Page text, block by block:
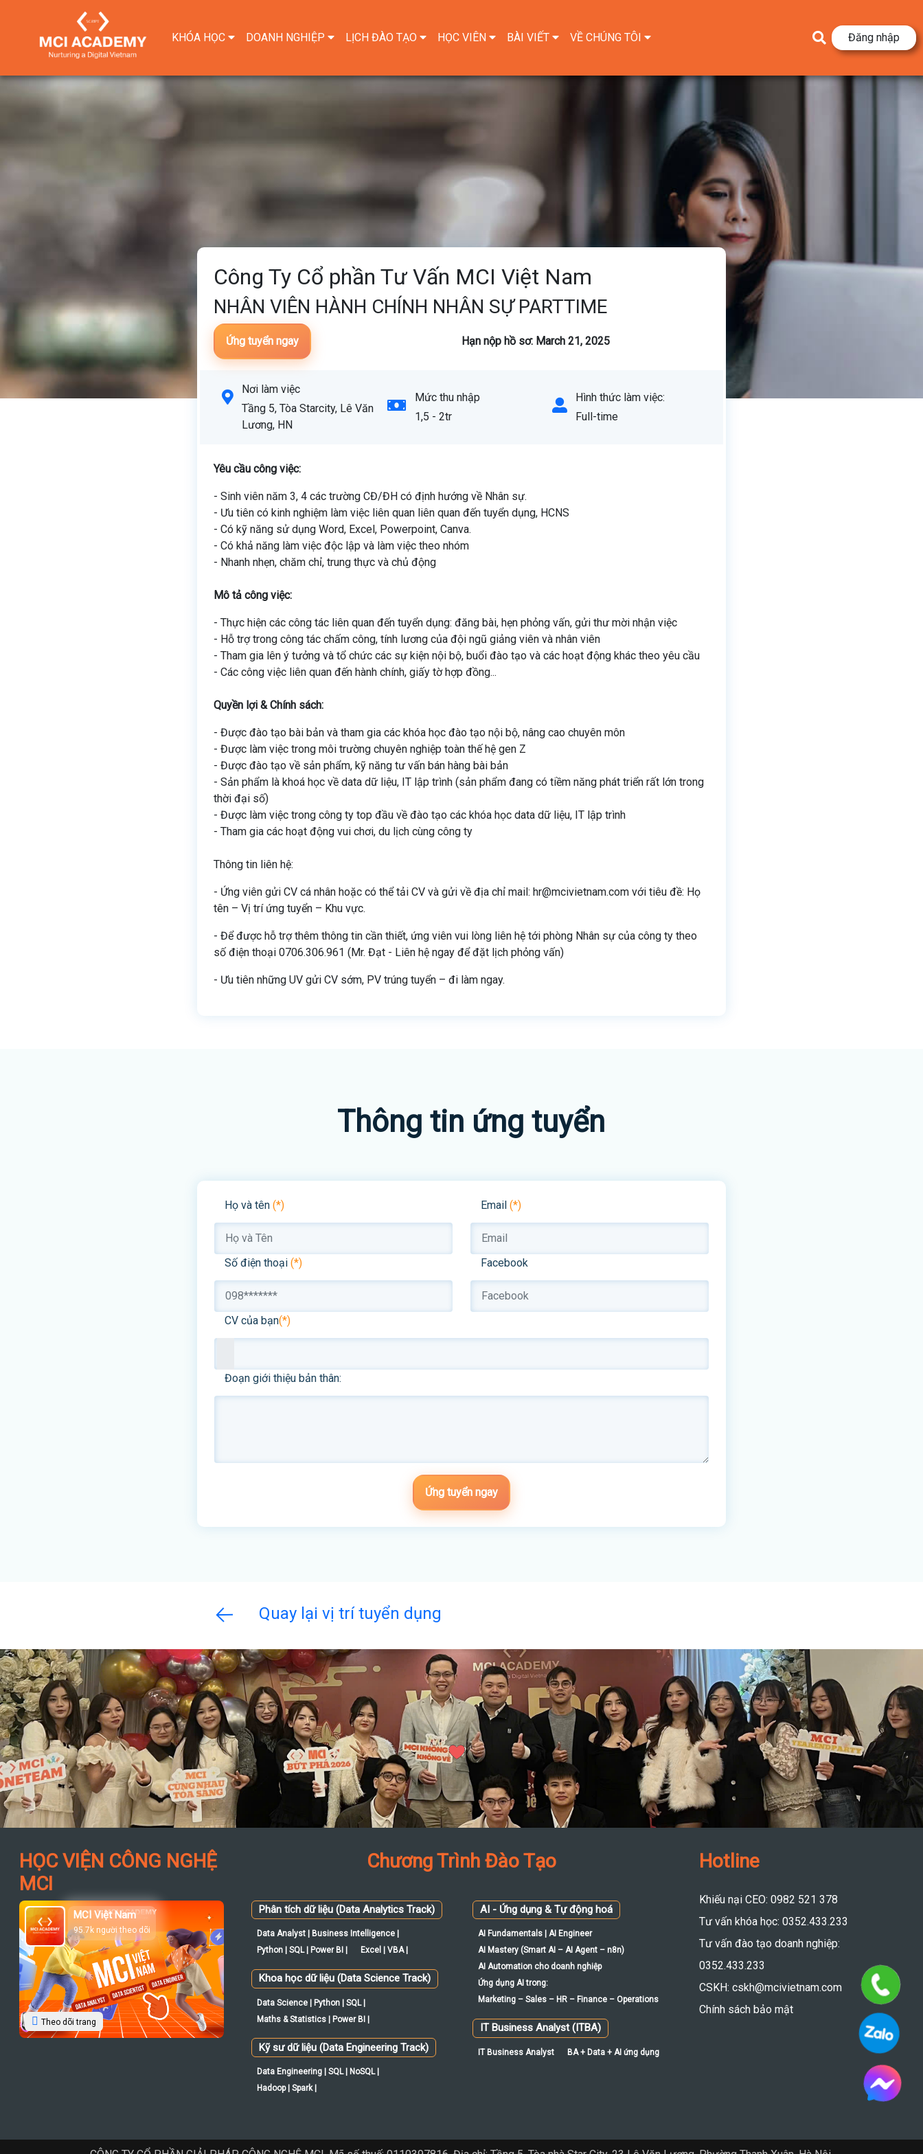
KHÓA HỌC DOANH NGHIỆP LỊCH ĐÀO TẠO HỌC VIÊN BÀI VIẾT VỀ CHÚNG TÔI Đăng nhập
Công Ty Cổ phần Tư Vấn MCI Việt Nam
NHÂN VIÊN HÀNH CHÍNH NHÂN SỰ PARTTIME
Ứng tuyển ngay Hạn nộp hồ sơ: March 21, 2025
Nơi làm việc
Tầng 5, Tòa Starcity, Lê Văn
Lương, HN
Mức thu nhập
1,5 - 2tr
Hình thức làm việc:
Full-time
Yêu cầu công việc:
- Sinh viên năm 3, 4 các trường CĐ/ĐH có định hướng về Nhân sự.
- Ưu tiên có kinh nghiệm làm việc liên quan liên quan đến tuyển dụng, HCNS
- Có kỹ năng sử dụng Word, Excel, Powerpoint, Canva.
- Có khả năng làm việc độc lập và làm việc theo nhóm
- Nhanh nhẹn, chăm chỉ, trung thực và chủ động
Mô tả công việc:
- Thực hiện các công tác liên quan đến tuyển dụng: đăng bài, hẹn phỏng vấn, gửi thư mời nhận việc
- Hỗ trợ trong công tác chấm công, tính lương của đội ngũ giảng viên và nhân viên
- Tham gia lên ý tưởng và tổ chức các sự kiện nội bộ, buổi đào tạo và các hoạt động khác theo yêu cầu
- Các công việc liên quan đến hành chính, giấy tờ hợp đồng...
Quyền lợi & Chính sách:
- Được đào tạo bài bản và tham gia các khóa học đào tạo nội bộ, nâng cao chuyên môn
- Được làm việc trong môi trường chuyên nghiệp toàn thế hệ gen Z
- Được đào tạo về sản phẩm, kỹ năng tư vấn bán hàng bài bản
- Sản phẩm là khoá học về data dữ liệu, IT lập trình (sản phẩm đang có tiềm năng phát triển rất lớn trong
thời đại số)
- Được làm việc trong công ty top đầu về đào tạo các khóa học data dữ liệu, IT lập trình
- Tham gia các hoạt động vui chơi, du lịch cùng công ty
Thông tin liên hệ:
- Ứng viên gửi CV cá nhân hoặc có thể tải CV và gửi về địa chỉ mail: hr@mcivietnam.com với tiêu đề: Họ
tên – Vị trí ứng tuyển – Khu vực.
- Để được hỗ trợ thêm thông tin cần thiết, ứng viên vui lòng liên hệ tới phòng Nhân sự của công ty theo
số điện thoại 0706.306.961 (Mr. Đạt - Liên hệ ngay để đặt lịch phỏng vấn)
- Ưu tiên những UV gửi CV sớm, PV trúng tuyển – đi làm ngay.
Thông tin ứng tuyển
Họ và tên (*) Email (*)
Số điện thoại (*) Facebook
CV của bạn(*)
Đoạn giới thiệu bản thân:
Ứng tuyển ngay
Quay lại vị trí tuyển dụng
HỌC VIỆN CÔNG NGHỆ
MCI
MCI Việt Nam
95.7k người theo dõi
Theo dõi trang
Chương Trình Đào Tạo
Phân tích dữ liệu (Data Analytics Track)
Data Analyst | Business Intelligence |
Python | SQL | Power BI |
Excel | VBA |
Khoa học dữ liệu (Data Science Track)
Data Science | Python | SQL |
Maths & Statistics | Power BI |
Kỹ sư dữ liệu (Data Engineering Track)
Data Engineering | SQL | NoSQL |
Hadoop | Spark |
AI - Ứng dụng & Tự động hoá
AI Fundamentals | AI Engineer
AI Mastery (Smart AI – AI Agent – n8n)
AI Automation cho doanh nghiệp
Ứng dụng AI trong:
Marketing – Sales – HR – Finance – Operations
IT Business Analyst (ITBA)
IT Business Analyst BA + Data + AI ứng dụng
Hotline
Khiếu nại CEO: 0982 521 378
Tư vấn khóa học: 0352.433.233
Tư vấn đào tạo doanh nghiệp:
0352.433.233
CSKH: cskh@mcivietnam.com
Chính sách bảo mật